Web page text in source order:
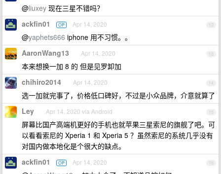
@liuxey 现在三星不错吗？
12
ackfin01 OP Apr 14, 2020
@yaphets666 iphone 用不习惯。。
13
AaronWang13 Apr 14, 2020
本来想换一加 8 的 但是见罗卸加
14
chihiro2014 Apr 14, 2020
选一加就完事了，价格低口碑好，不过是小众品牌，介意就算了
15
Ley Apr 14, 2020 via Android
屏幕比国产高端机更好的手机也就苹果三星索尼的旗舰了吧。可
以看看索尼的 Xperia 1 和 Xperia 5 ？虽然索尼的系统几乎没有
对国内做本地化是个很大的缺点。
16
ackfin01 OP Apr 14, 2020